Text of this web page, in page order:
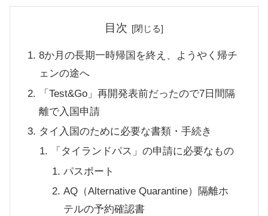
目次
8か月の長期一時帰国を終え、ようやく帰チ
ェンの途へ
「Test&Go」再開発表前だったので7日間隔
離で入国申請
タイ入国のために必要な書類・手続き
「タイランドパス」の申請に必要なもの
パスポート
AQ（Alternative Quarantine）隔離ホ
テルの予約確認書